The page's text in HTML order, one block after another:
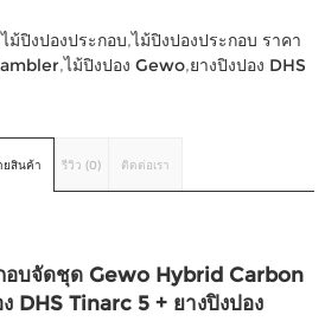
ไม้ปิงปองประกอบ,ไม้ปิงปองประกอบ ราคา
,ไม้ปิงปอง Gewo,ยางปิงปอง DHS
ยสินค้า รีวิว (0) ติดต่อเรา
อบจัดชุด Gewo Hybrid Carbon
DHS Tinarc 5 + ยางปิงปอง